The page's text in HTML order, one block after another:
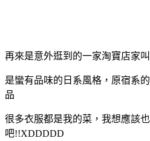
再來是意外逛到的一家淘寶店家叫
是蠻有品味的日系風格，原宿系
品
很多衣服都是我的菜，我想應該
吧!!XDDDDD